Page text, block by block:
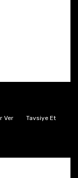
Ver Tavsiye Et